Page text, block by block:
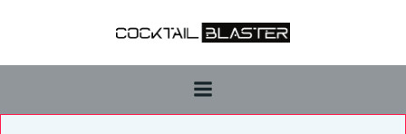
Inhalt